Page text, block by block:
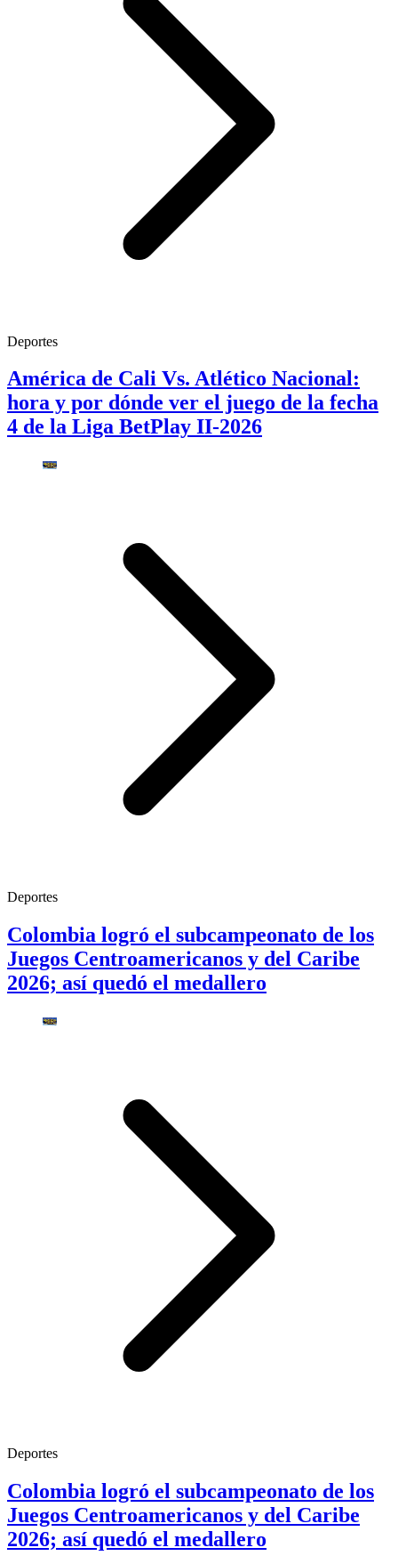
Deportes
América de Cali Vs. Atlético Nacional:
hora y por dónde ver el juego de la fecha
4 de la Liga BetPlay II-2026
Deportes
Colombia logró el subcampeonato de los
Juegos Centroamericanos y del Caribe
2026; así quedó el medallero
Deportes
Colombia logró el subcampeonato de los
Juegos Centroamericanos y del Caribe
2026; así quedó el medallero